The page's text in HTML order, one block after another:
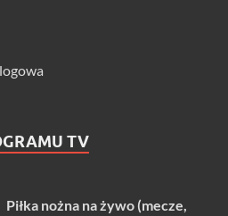
TV
Piłka nożna na żywo (mecze,